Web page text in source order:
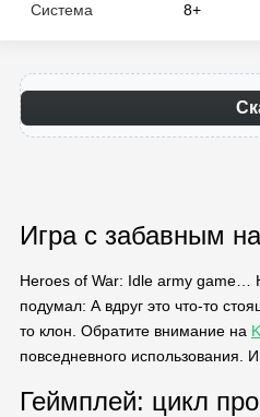
Система 8+
Игра с забавным
Heroes of War: Idle army game…
подумал: А вдруг это что-то
то клон. Обратите внимание на
повседневного использования.
Геймплей: цикл